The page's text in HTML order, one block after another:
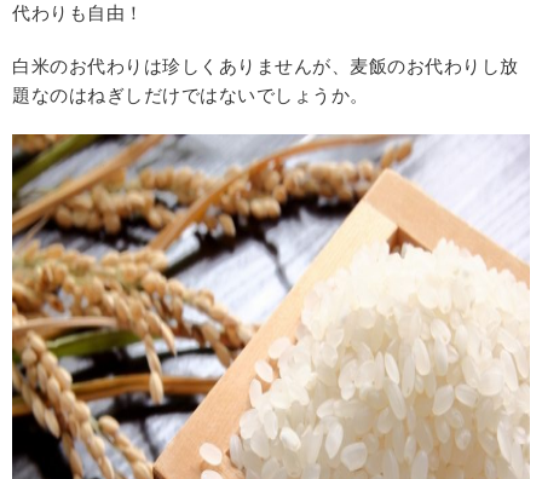
代わりも自由！
白米のお代わりは珍しくありませんが、麦飯のお代わりし放
題なのはねぎしだけではないでしょうか。